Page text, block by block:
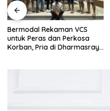
Berawal dari Suara Klakson,
Duel Mematikan Pecah di
Solok: Dua Korban